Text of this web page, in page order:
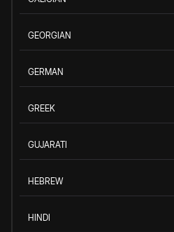
GEORGIAN
GERMAN
GREEK
GUJARATI
HEBREW
HINDI